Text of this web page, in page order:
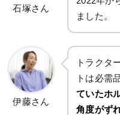
石塚さん
ました。
伊藤さん
トラクタ
トは必需
ていたホ
角度がず